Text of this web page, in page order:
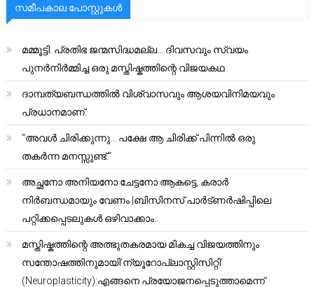
സമീപകാല പോസ്റ്റുകൾ
മമ്മൂട്ടി: പ്രതിഭ ജന്മസിദ്ധമല്ല… ദിവസവും സ്വയം
പുനർനിർമ്മിച്ച ഒരു മസ്തിഷ്കത്തിന്റെ വിജയകഥ
ദാമ്പത്യബന്ധത്തിൽ വിശ്വാസവും ആശയവിനിമയവും
പ്രധാനമാണ്.
“അവൾ ചിരിക്കുന്നു… പക്ഷേ ആ ചിരിക്ക് പിന്നിൽ ഒരു
തകർന്ന മനസ്സുണ്ട്.”
അച്ഛനോ അനിയനോ ചേട്ടനോ ആകട്ടെ, കരാർ
നിർബന്ധമായും വേണം |ബിസിനസ് പാർട്ണർഷിപ്പിലെ
പറ്റിക്കപ്പെടലുകൾ ഒഴിവാക്കാം..
മസ്തിഷ്കത്തിന്റെ അത്ഭുതകരമായ മികച്ച വിജയത്തിനും
സന്തോഷത്തിനുമായി’ന്യൂറോപ്ലാസ്റ്റിസിറ്റി’
(Neuroplasticity):എങ്ങനെ പ്രയോജനപ്പെടുത്താമെന്ന്